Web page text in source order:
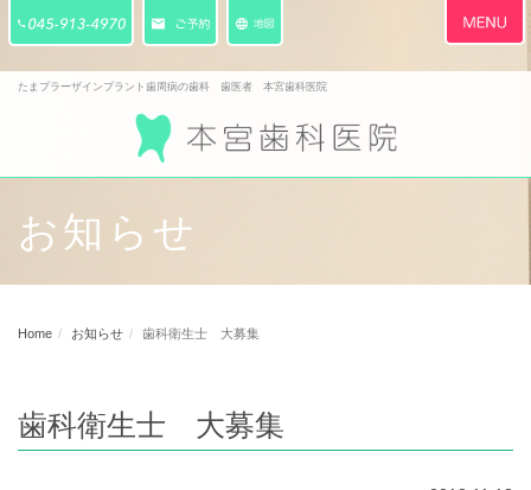
Toggle
たまプラーザインプラント歯周病の歯科 歯医者 本宮歯科医院
お知らせ
Home お知らせ 歯科衛生士 大募集
歯科衛生士 大募集